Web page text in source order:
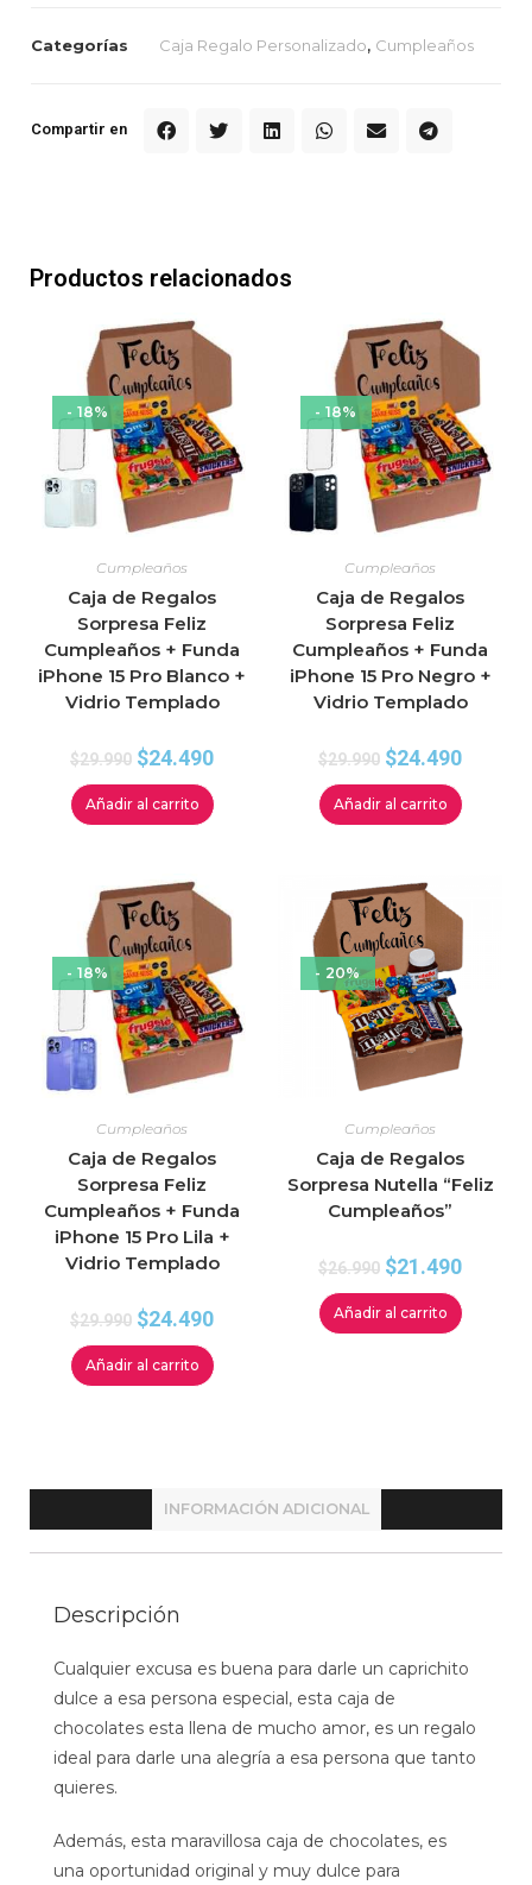
Categorías Caja Regalo Personalizado, Cumpleaños
Compartir en
Productos relacionados
- 18%
Cumpleaños
Caja de Regalos
Sorpresa Feliz
Cumpleaños + Funda
iPhone 15 Pro Blanco +
Vidrio Templado
$29.990 $24.490
Añadir al carrito
- 18%
Cumpleaños
Caja de Regalos
Sorpresa Feliz
Cumpleaños + Funda
iPhone 15 Pro Negro +
Vidrio Templado
$29.990 $24.490
Añadir al carrito
- 18%
Cumpleaños
Caja de Regalos
Sorpresa Feliz
Cumpleaños + Funda
iPhone 15 Pro Lila +
Vidrio Templado
$29.990 $24.490
Añadir al carrito
- 20%
Cumpleaños
Caja de Regalos
Sorpresa Nutella “Feliz
Cumpleaños”
$26.990 $21.490
Añadir al carrito
INFORMACIÓN ADICIONAL
Descripción
Cualquier excusa es buena para darle un caprichito
dulce a esa persona especial, esta caja de
chocolates esta llena de mucho amor, es un regalo
ideal para darle una alegría a esa persona que tanto
quieres.
Además, esta maravillosa caja de chocolates, es
una oportunidad original y muy dulce para